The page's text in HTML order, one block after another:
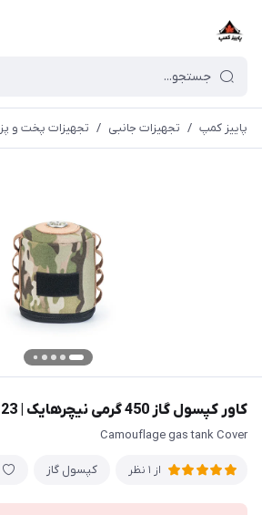
پاییز کمپ / تجهیزات جانبی / تجهیزات پخت و پز
کاور کپسول گاز 450 گرمی نیچرهایک | NH21PJ123
Camouflage gas tank Cover
از 1 نظر کپسول گاز